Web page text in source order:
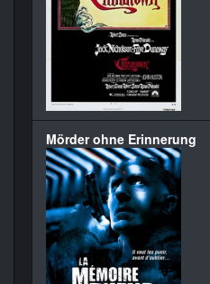
Mörder ohne Erinnerung